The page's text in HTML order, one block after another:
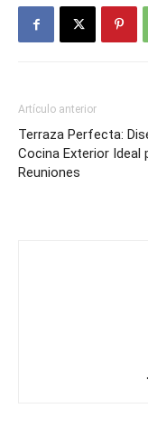
Artículo anterior
Terraza Perfecta:
Cocina Exterior Ideal
Reuniones